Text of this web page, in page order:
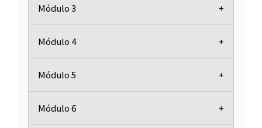
Módulo 3
Módulo 4
Módulo 5
Módulo 6